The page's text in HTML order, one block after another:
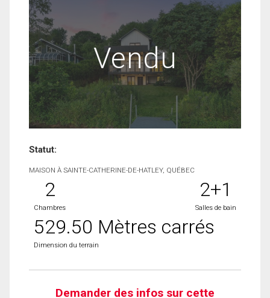
Vendu
Statut:
MAISON À SAINTE-CATHERINE-DE-HATLEY, QUÉBEC
2
Chambres
2+1
Salles de bain
529.50 Mètres carrés
Dimension du terrain
Demander des infos sur cette